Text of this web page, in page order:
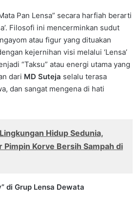
Pan Lensa” secara harfiah berarti
Filosofi ini mencerminkan sudut
atau figur yang dituakan
kejernihan visi melalui ‘Lensa’
“Taksu” atau energi utama yang
dari MD Suteja selalu terasa
dan sangat mengena di hati
Hidup Sedunia,
Pimpin Korve Bersih Sampah di
di Grup Lensa Dewata